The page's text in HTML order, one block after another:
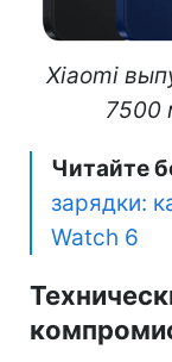
Xiaomi
7500
Читайте
зарядки:
Watch 6